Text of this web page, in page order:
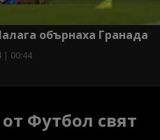
обърнаха Гранада
| 00:44
Футбол свят